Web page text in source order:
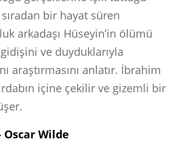
bir hayat süren
arkadaşı Hüseyin’in ölümü
ve duyduklarıyla
araştırmasını anlatır. İbrahim
içine çekilir ve gizemli bir
Wilde